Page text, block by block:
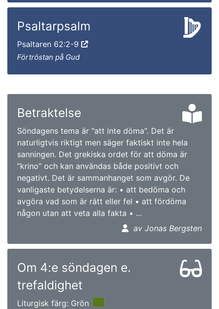
Psaltarpsalm
Psaltaren 62:2-9
Förtröstan på Gud
Betraktelse
Söndagens tema är "att inte döma". Det är
naturligtvis riktigt men säger faktiskt inte hela
sanningen. Det grekiska ordet för att döma är
”krino” och kan användas både positivt och
negativt. Det är sammanhanget som avgör. De
vanligaste betydelserna är: • att bedöma och
avgöra vad som är rätt eller fel • att fördöma
någon utan att veta alla fakta • ...
av Jonas Bergsten
Om 4:e söndagen e.
trefaldighet
Liturgisk färg: Grön